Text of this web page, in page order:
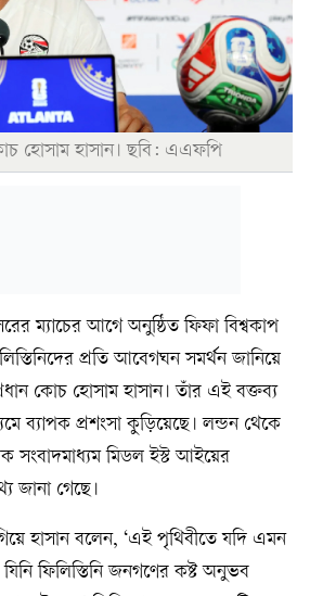
হোসাম হাসান। ছবি: এএফপি
ম্যাচের আগে অনুষ্ঠিত ফিফা বিশ্বকাপ
প্রতি আবেগঘন সমর্থন জানিয়ে
কোচ হোসাম হাসান। তাঁর এই বক্তব্য
ব্যাপক প্রশংসা কুড়িয়েছে। লন্ডন থেকে
সংবাদমাধ্যম মিডল ইস্ট আইয়ের
জানা গেছে।
হাসান বলেন, ‘এই পৃথিবীতে যদি এমন
ফিলিস্তিনি জনগণের কষ্ট অনুভব